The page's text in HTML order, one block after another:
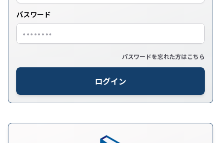
パスワード
パスワードを忘れた方はこちら
ログイン